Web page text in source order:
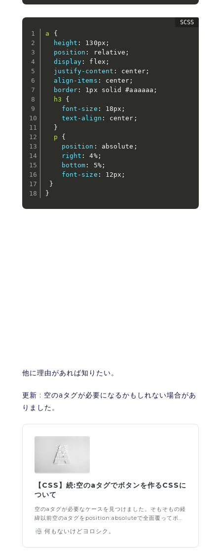
a {
height : 130px ;
position : relative ;
display : flex ;
justify-content : center;
align-items : center ;
border : 1px solid #aaaaaa ;
h3 {
font-size : 18px ;
text-align : center ;
}
p {
position : absolute ;
right : 4%;
bottom : 5%;
font-size : 12px ;
}
}
他に理由があれば知りたい。
更新 : 空のaタグが必要になるかもしれない場合があ
りました。
【CSS】続:空のaタグでボタンを作るCSSに
ついて
空のaタグが必要なケースを見つけました。そもそもの経
緯以前空のaタグをposition:absoluteで全面覆ってボッ
クス型のボタンを作る方法について「その必要はないの
では？」という記事を書きました。引き続き調べたら
何もないけどヨロシク。